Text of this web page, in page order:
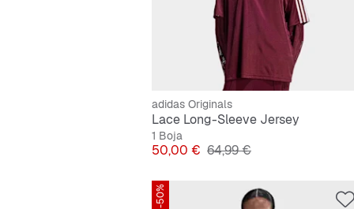
adidas Originals
Lace Long-Sleeve Jersey
1 Boja
Cijena
50,00 € Originalna cijena
64,99 €
-50%